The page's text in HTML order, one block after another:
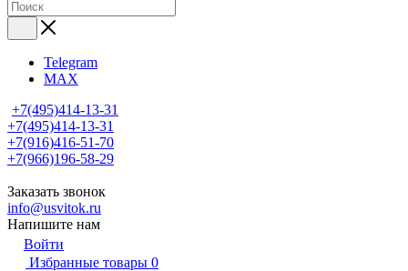
Telegram
MAX
+7(495)414-13-31
+7(495)414-13-31
+7(916)416-51-70
+7(966)196-58-29
Заказать звонок
info@usvitok.ru
Напишите нам
Войти
Избранные товары 0